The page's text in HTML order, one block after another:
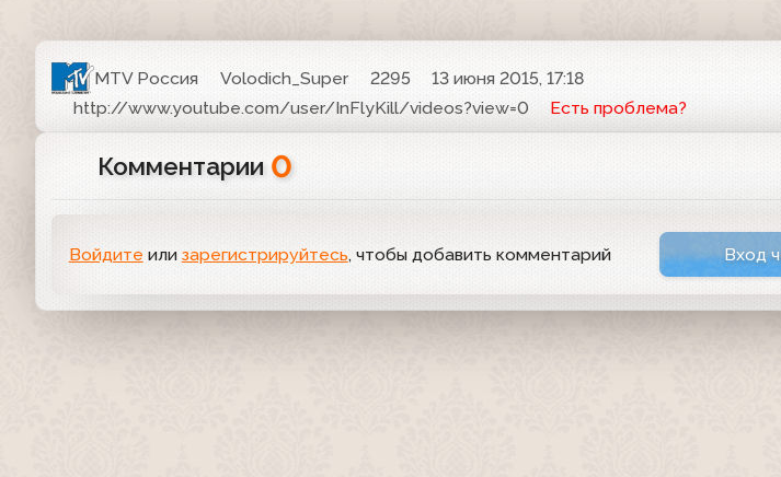
MTV Россия Volodich_Super 2295
13 июня 2015, 17:18
http://www.youtube.com/user/InFlyKill/videos?view=0
Есть проблема?
Комментарии 0
Войдите или зарегистрируйтесь, чтобы добавить комментарий Вход